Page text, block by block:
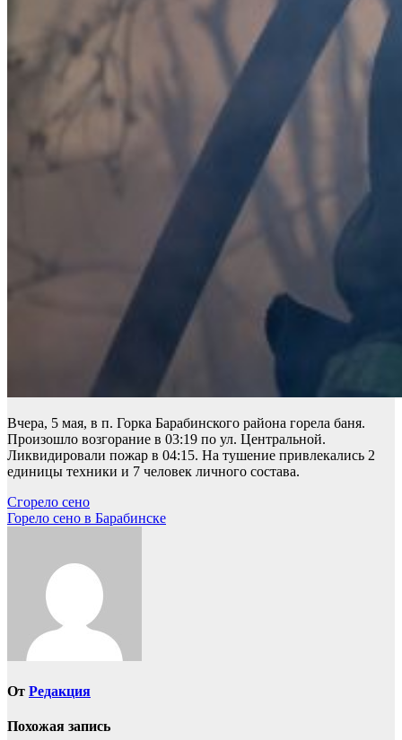
Вчера, 5 мая, в п. Горка Барабинского района горела баня.
Произошло возгорание в 03:19 по ул. Центральной.
Ликвидировали пожар в 04:15. На тушение привлекались 2
единицы техники и 7 человек личного состава.
Навигация
по
Сгорело сено
Горело сено в Барабинске
От Редакция
Похожая запись